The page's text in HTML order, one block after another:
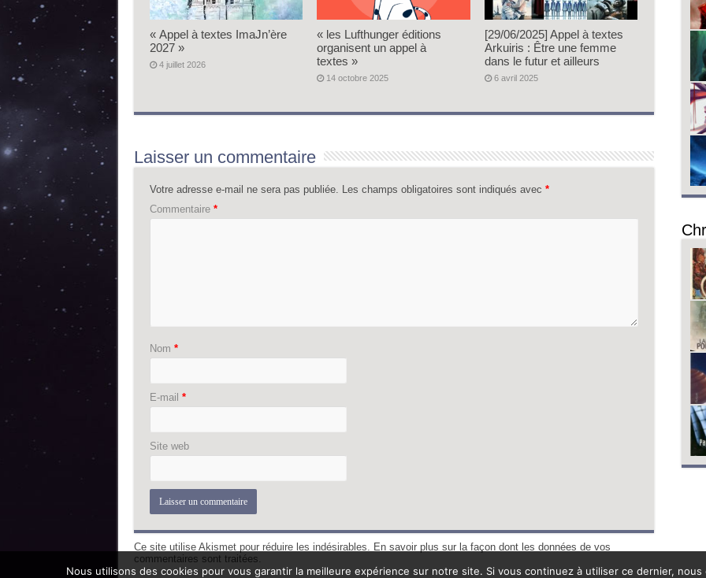
« Appel à textes ImaJn’ère
2027 »
4 juillet 2026
« les Lufthunger éditions
organisent un appel à
textes »
14 octobre 2025
[29/06/2025] Appel à textes
Arkuiris : Être une femme
dans le futur et ailleurs
6 avril 2025
Laisser un commentaire
Votre adresse e-mail ne sera pas publiée. Les champs obligatoires sont indiqués avec *
Commentaire *
Nom *
E-mail *
Site web
Ce site utilise Akismet pour réduire les indésirables. En savoir plus sur la façon dont les données de vos
commentaires sont traitées.
Nous utilisons des cookies pour vous garantir la meilleure expérience sur notre site. Si vous continuez à utiliser ce dernier,